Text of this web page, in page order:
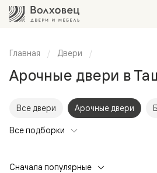
Главная Двери
Арочные двери в
Все двери Арочные двери
Все подборки
Сначала популярные